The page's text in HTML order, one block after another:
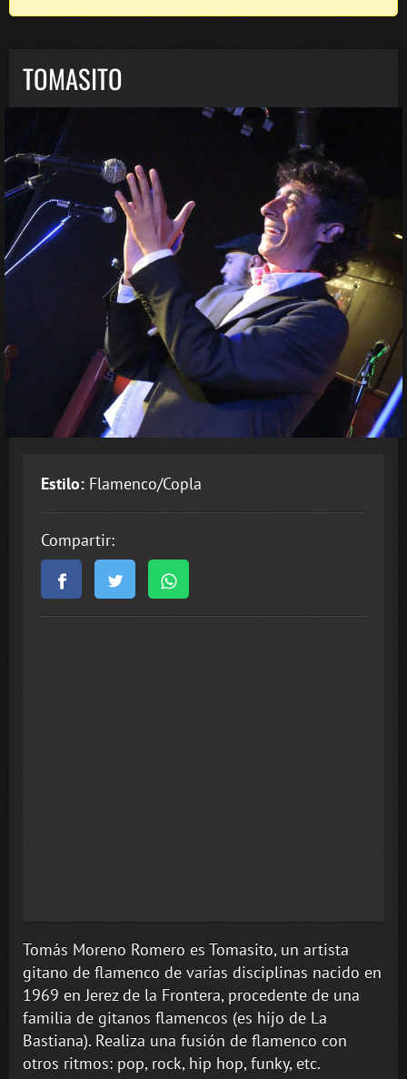
TOMASITO
Estilo: Flamenco/Copla
Compartir:
Tomás Moreno Romero es Tomasito, un artista
gitano de flamenco de varias disciplinas nacido en
1969 en Jerez de la Frontera, procedente de una
familia de gitanos flamencos (es hijo de La
Bastiana). Realiza una fusión de flamenco con
otros ritmos: pop, rock, hip hop, funky, etc.